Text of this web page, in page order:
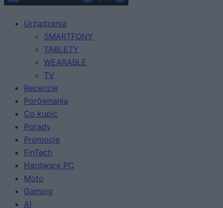
Urządzenia
SMARTFONY
TABLETY
WEARABLE
TV
Recenzje
Porównania
Co kupić
Porady
Promocje
FinTech
Hardware PC
Moto
Gaming
AI